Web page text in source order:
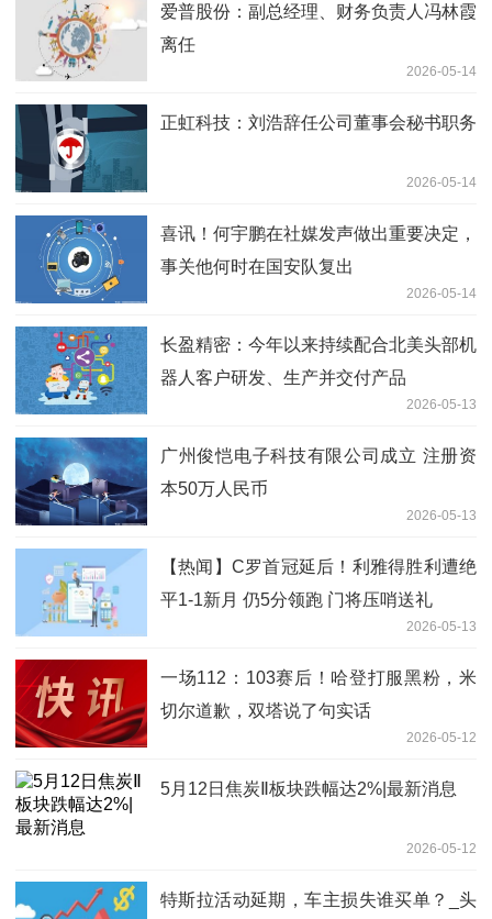
爱普股份：副总经理、财务负责人冯林霞
离任
2026-05-14
正虹科技：刘浩辞任公司董事会秘书职务
2026-05-14
喜讯！何宇鹏在社媒发声做出重要决定，
事关他何时在国安队复出
2026-05-14
长盈精密：今年以来持续配合北美头部机
器人客户研发、生产并交付产品
2026-05-13
广州俊恺电子科技有限公司成立 注册资
本50万人民币
2026-05-13
【热闻】C罗首冠延后！利雅得胜利遭绝
平1-1新月 仍5分领跑 门将压哨送礼
2026-05-13
一场112：103赛后！哈登打服黑粉，米
切尔道歉，双塔说了句实话
2026-05-12
5月12日焦炭Ⅱ板块跌幅达2%|最新消息
2026-05-12
特斯拉活动延期，车主损失谁买单？_头